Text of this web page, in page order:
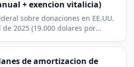
+ exencion vitalicia)
sobre donaciones en EE.UU.
2025 (19.000 dolares por
debido y exencion restante.
de amortizacion de